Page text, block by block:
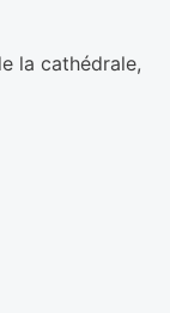
la cathédrale,